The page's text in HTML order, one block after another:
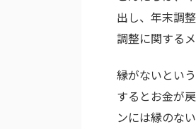
出し、年末調
調整に関する
縁がないとい
するとお金が
ンには縁のな